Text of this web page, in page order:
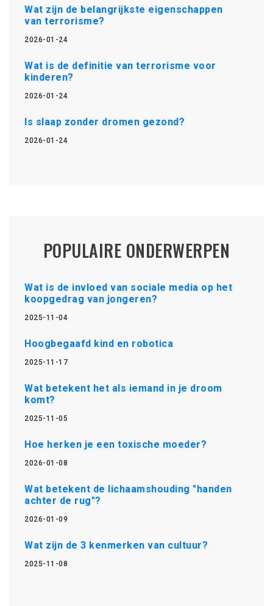
Wat zijn de belangrijkste eigenschappen
van terrorisme?
2026-01-24
Wat is de definitie van terrorisme voor
kinderen?
2026-01-24
Is slaap zonder dromen gezond?
2026-01-24
POPULAIRE ONDERWERPEN
Wat is de invloed van sociale media op het
koopgedrag van jongeren?
2025-11-04
Hoogbegaafd kind en robotica
2025-11-17
Wat betekent het als iemand in je droom
komt?
2025-11-05
Hoe herken je een toxische moeder?
2026-01-08
Wat betekent de lichaamshouding "handen
achter de rug"?
2026-01-09
Wat zijn de 3 kenmerken van cultuur?
2025-11-08